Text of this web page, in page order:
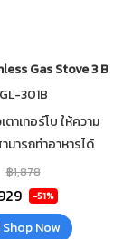
Gas Stove 3
GL-301B
ตาเทอร์โบ ให้ความ
มารถทำอาหารได้
วามสะอาดง่าย วัสดุ
เลส แข็งแรง ทนทาน
เป็นสนิม
฿1,878
-51%
Shop Now